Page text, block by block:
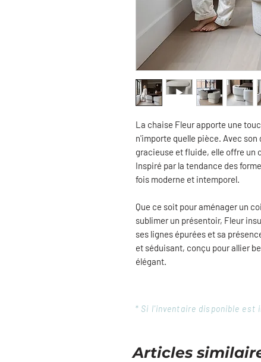
La chaise Fleur apporte une
n'importe quelle pièce. Avec
gracieuse et fluide, elle offre un
Inspiré par la tendance des
fois moderne et intemporel.
Que ce soit pour aménager un
sublimer un présentoir, Fleur
ses lignes épurées et sa
et séduisant, conçu pour allier
élégant.
* Si l'inventaire disponible est
Articles